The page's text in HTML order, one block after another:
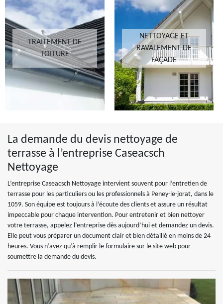
TRAITEMENT DE
TOITURE
NETTOYAGE ET
RAVALEMENT DE
FAÇADE
La demande du devis nettoyage de
terrasse à l’entreprise Caseacsch
Nettoyage
L’entreprise Caseacsch Nettoyage intervient souvent pour l’entretien de
terrasse pour les particuliers ou les professionnels à Peney-le-jorat, dans le
1059. Son équipe est toujours à l’écoute des clients et assure un résultat
impeccable pour chaque intervention. Pour entretenir et bien nettoyer
votre terrasse, appelez l’entreprise dès aujourd’hui et demandez un devis.
Elle peut vous préparer un document clair et bien détaillé en moins de 24
heures. Vous n’avez qu’à remplir le formulaire sur le site web pour
soumettre la demande du devis.